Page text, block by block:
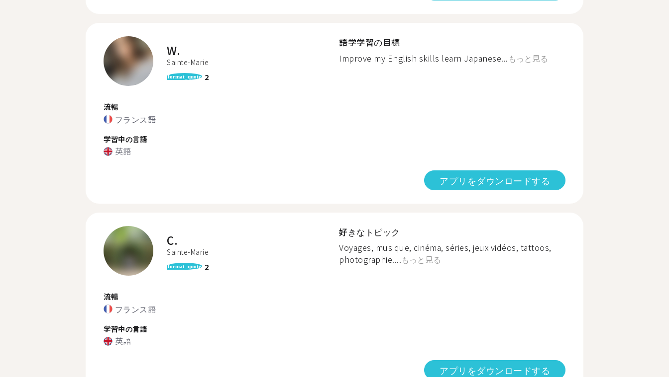
W.
Sainte-Marie
format_quote 2
流暢
フランス語
学習中の言語
英語
語学学習の目標
Improve my English skills learn Japanese... もっと見る
アプリをダウンロードする
C.
Sainte-Marie
format_quote 2
流暢
フランス語
学習中の言語
英語
好きなトピック
Voyages, musique, cinéma, séries, jeux vidéos, tattoos,
photographie....もっと見る
アプリをダウンロードする